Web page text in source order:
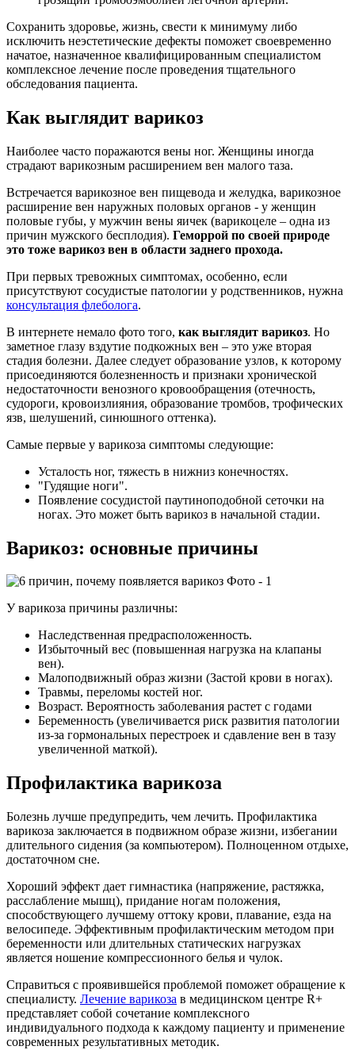
Сохранить здоровье, жизнь, свести к минимуму либо
исключить неэстетические дефекты поможет своевременно
начатое, назначенное квалифицированным специалистом
комплексное лечение после проведения тщательного
обследования пациента.
Как выглядит варикоз
Наиболее часто поражаются вены ног. Женщины иногда
страдают варикозным расширением вен малого таза.
Встречается варикозное вен пищевода и желудка, варикозное
расширение вен наружных половых органов - у женщин
половые губы, у мужчин вены яичек (варикоцеле – одна из
причин мужского бесплодия). Геморрой по своей природе
это тоже варикоз вен в области заднего прохода.
При первых тревожных симптомах, особенно, если
присутствуют сосудистые патологии у родственников, нужна
консультация флеболога.
В интернете немало фото того, как выглядит варикоз. Но
заметное глазу вздутие подкожных вен – это уже вторая
стадия болезни. Далее следует образование узлов, к которому
присоединяются болезненность и признаки хронической
недостаточности венозного кровообращения (отечность,
судороги, кровоизлияния, образование тромбов, трофических
язв, шелушений, синюшного оттенка).
Самые первые у варикоза симптомы следующие:
Усталость ног, тяжесть в нижниз конечностях.
"Гудящие ноги".
Появление сосудистой паутиноподобной сеточки на
ногах. Это может быть варикоз в начальной стадии.
Варикоз: основные причины
У варикоза причины различны:
Наследственная предрасположенность.
Избыточный вес (повышенная нагрузка на клапаны
вен).
Малоподвижный образ жизни (Застой крови в ногах).
Травмы, переломы костей ног.
Возраст. Вероятность заболевания растет с годами
Беременность (увеличивается риск развития патологии
из-за гормональных перестроек и сдавление вен в тазу
увеличенной маткой).
Профилактика варикоза
Болезнь лучше предупредить, чем лечить. Профилактика
варикоза заключается в подвижном образе жизни, избегании
длительного сидения (за компьютером). Полноценном отдыхе,
достаточном сне.
Хороший эффект дает гимнастика (напряжение, растяжка,
расслабление мышц), придание ногам положения,
способствующего лучшему оттоку крови, плавание, езда на
велосипеде. Эффективным профилактическим методом при
беременности или длительных статических нагрузках
является ношение компрессионного белья и чулок.
Справиться с проявившейся проблемой поможет обращение к
специалисту. Лечение варикоза в медицинском центре R+
представляет собой сочетание комплексного
индивидуального подхода к каждому пациенту и применение
современных результативных методик.